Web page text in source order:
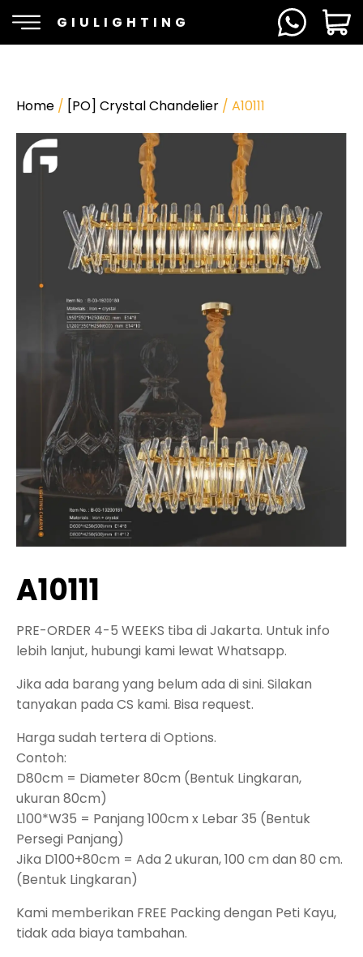
GIULIGHTING
Home / [PO] Crystal Chandelier / A10111
A10111
PRE-ORDER 4-5 WEEKS tiba di Jakarta. Untuk info
lebih lanjut, hubungi kami lewat Whatsapp.
Jika ada barang yang belum ada di sini. Silakan
tanyakan pada CS kami. Bisa request.
Harga sudah tertera di Options.
Contoh:
D80cm = Diameter 80cm (Bentuk Lingkaran,
ukuran 80cm)
L100*W35 = Panjang 100cm x Lebar 35 (Bentuk
Persegi Panjang)
Jika D100+80cm = Ada 2 ukuran, 100 cm dan 80 cm.
(Bentuk Lingkaran)
Kami memberikan FREE Packing dengan Peti Kayu,
tidak ada biaya tambahan.